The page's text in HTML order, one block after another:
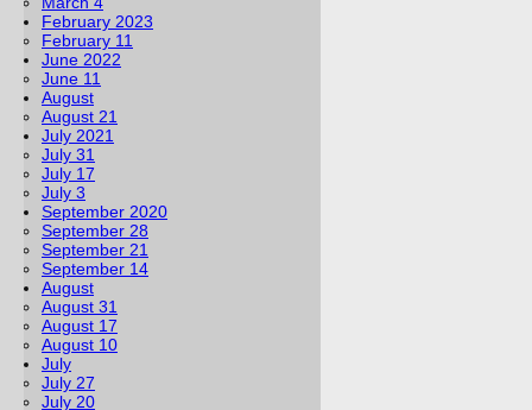
February 2023
February 11
June 2022
June 11
August
August 21
July 2021
July 31
July 17
July 3
September 2020
September 28
September 21
September 14
August
August 31
August 17
August 10
July
July 27
July 20